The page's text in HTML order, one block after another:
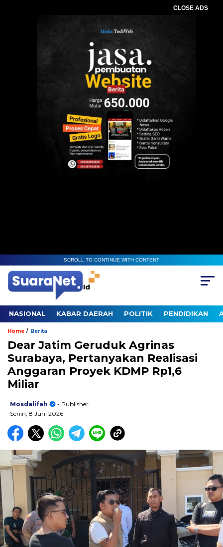
CLOSE ADS
SCROLL TO CONTINUE WITH CONTENT
NASIONAL KABAR DAERAH POLITIK PENDIDIKAN
Home / Berita
Dear Jatim Geruduk Agrinas
Surabaya, Pertanyakan Realisasi
Anggaran Proyek KDMP Rp1,6
Miliar
Mosdalifah
- Publisher
Senin, 8 Juni 2026